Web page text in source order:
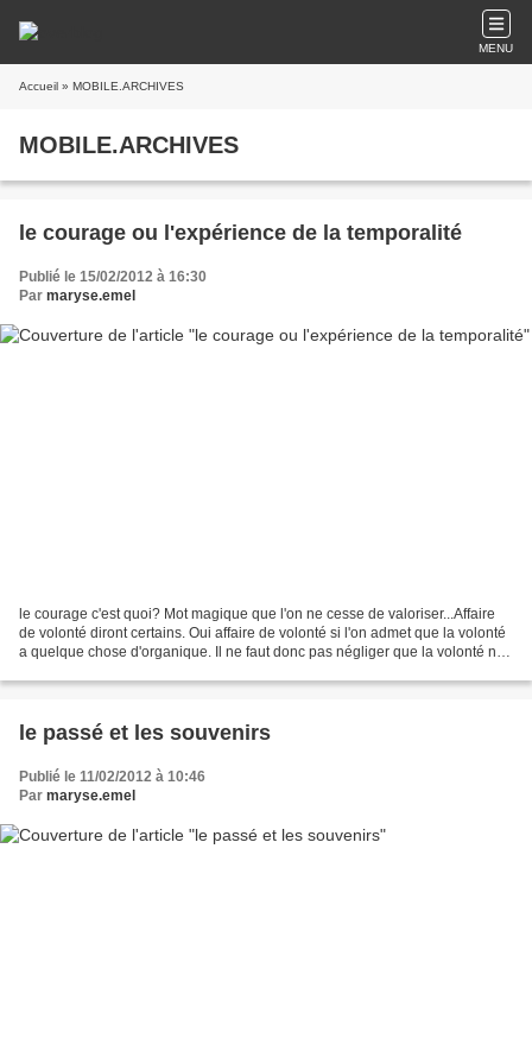
MENU
Accueil » MOBILE.ARCHIVES
MOBILE.ARCHIVES
le courage ou l'expérience de la temporalité
Publié le 15/02/2012 à 16:30
Par maryse.emel
le courage c'est quoi? Mot magique que l'on ne cesse de valoriser...Affaire
de volonté diront certains. Oui affaire de volonté si l'on admet que la volonté
a quelque chose d'organique. Il ne faut donc pas négliger que la volonté ne
le passé et les souvenirs
Publié le 11/02/2012 à 10:46
Par maryse.emel